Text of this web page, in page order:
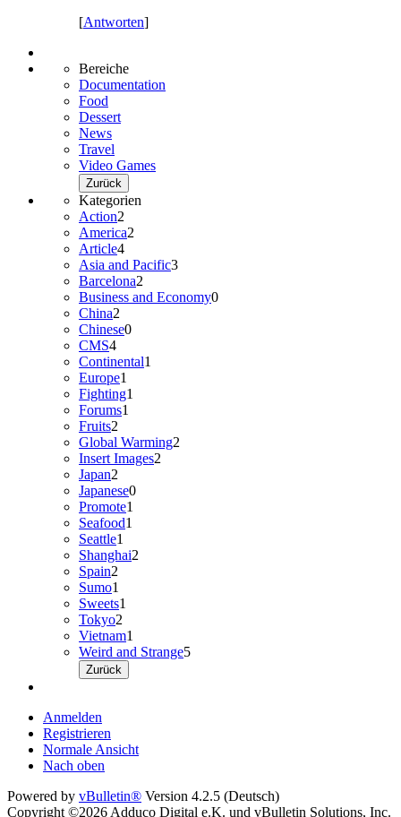
[Antworten]
Bereiche
Documentation
Food
Dessert
News
Travel
Video Games
Zurück
Kategorien
Action2
America2
Article4
Asia and Pacific3
Barcelona2
Business and Economy0
China2
Chinese0
CMS4
Continental1
Europe1
Fighting1
Forums1
Fruits2
Global Warming2
Insert Images2
Japan2
Japanese0
Promote1
Seafood1
Seattle1
Shanghai2
Spain2
Sumo1
Sweets1
Tokyo2
Vietnam1
Weird and Strange5
Zurück
Anmelden
Registrieren
Normale Ansicht
Nach oben
Powered by vBulletin® Version 4.2.5 (Deutsch)
Copyright ©2026 Adduco Digital e.K. und vBulletin Solutions, Inc.